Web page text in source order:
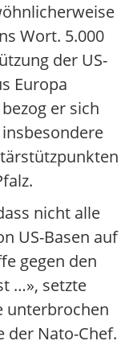
Wort. 5.000
der US-
Europa
er sich
nicht alle
US-Basen auf
gegen den
…», setzte
unterbrochen
der Nato-Chef.